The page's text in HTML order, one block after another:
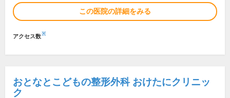
この医院の詳細をみる
アクセス数※
おとなとこどもの整形外科 おけたにクリニッ
ク